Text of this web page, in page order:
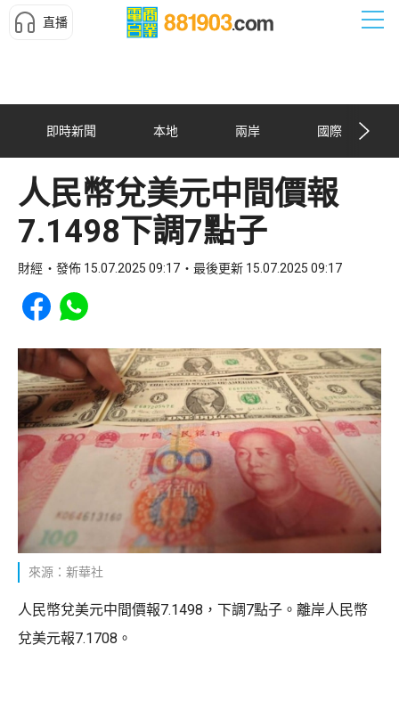
直播
即時新聞 本地 兩岸 國際
人民幣兌美元中間價報
7.1498下調7點子
財經 發佈 15.07.2025 09:17 最後更新 15.07.2025 09:17
Share to Facebook
Share to WhatsApp
來源：新華社
人民幣兌美元中間價報7.1498，下調7點子。離岸人民幣
兌美元報7.1708。